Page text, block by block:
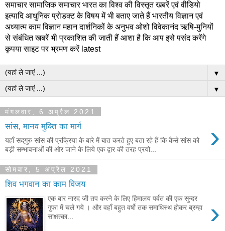
समाचार सामाजिक समाचार भारत का विश्व की विस्तृत खबरें एवं वीडियो
इत्यादि आधुनिक प्रोडक्ट के विषय में भी बताए जाते हैं भारतीय विज्ञान एवं
अध्यात्म काम विज्ञान महान दार्शनिकों के अनुभव ओशो विवेकानंद ऋषि-मुनियों
से संबंधित खबरें भी प्रकाशित की जाती हैं आशा है कि आप इसे पसंद करेंगे
कृपया साइट पर भ्रमण करें latest
▼
▼
मंगलवार, 6 अप्रैल 2021
सांस, मानव मुक्ति का मार्ग ›
यहाँ सद्‌गुरु सांस की प्रक्रिया के बारे में बात करते हुए बता रहे हैं कि कैसे सांस को
बड़ी सम्भावनाओं की ओर जाने के लिये एक द्वार की तरह प्रयो...
सोमवार, 5 अप्रैल 2021
शिव भगवान का काम विजय
›
एक बार नारद जी तप करने के लिए हिमालय पर्वत की एक सुन्दर
गुफा में चले गये । और वहाँ बहुत वर्षो तक समाधिस्थ होकर ब्रम्हा
साक्षत्का...